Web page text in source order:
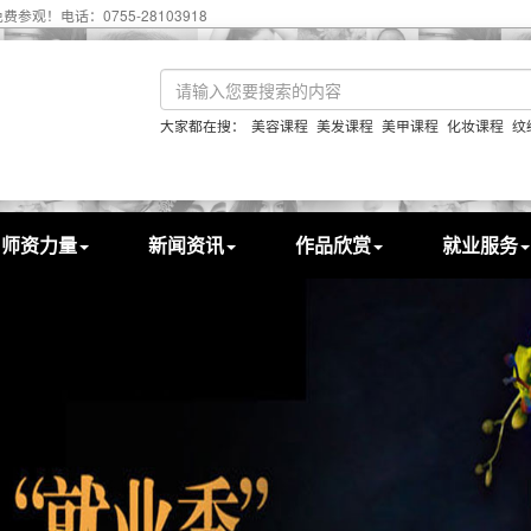
话：0755-28103918
大家都在搜： 美容课程 美发课程 美甲课程 化妆课程 纹
师资力量 新闻资讯 作品欣赏 就业服务